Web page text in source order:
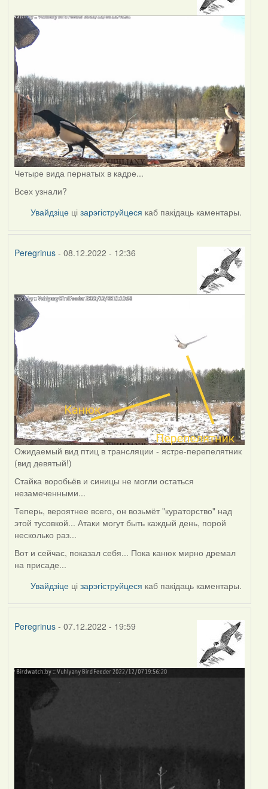
Четыре вида пернатых в кадре...
Всех узнали?
Увайдзіце цізарэгіструйцеся каб пакідаць каментары.
Peregrinus- 08.12.2022 - 12:36
Ожидаемый вид птиц в трансляции - ястре-перепелятник
(вид девятый!)
Стайка воробьёв и синицы не могли остаться
незамеченными...
Теперь, вероятнее всего, он возьмёт "кураторство" над
этой тусовкой... Атаки могут быть каждый день, порой
несколько раз...
Вот и сейчас, показал себя... Пока канюк мирно дремал
на присаде...
Увайдзіце цізарэгіструйцеся каб пакідаць каментары.
Peregrinus- 07.12.2022 - 19:59